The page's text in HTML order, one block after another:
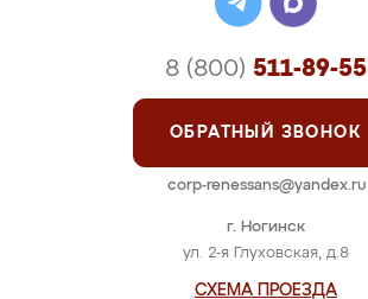
г. Ногинск
ул. 2-я Глуховская, д.8
СХЕМА ПРОЕЗДА
8 (800) 511-89-55
ОБРАТНЫЙ ЗВОНОК
corp-renessans@yandex.ru